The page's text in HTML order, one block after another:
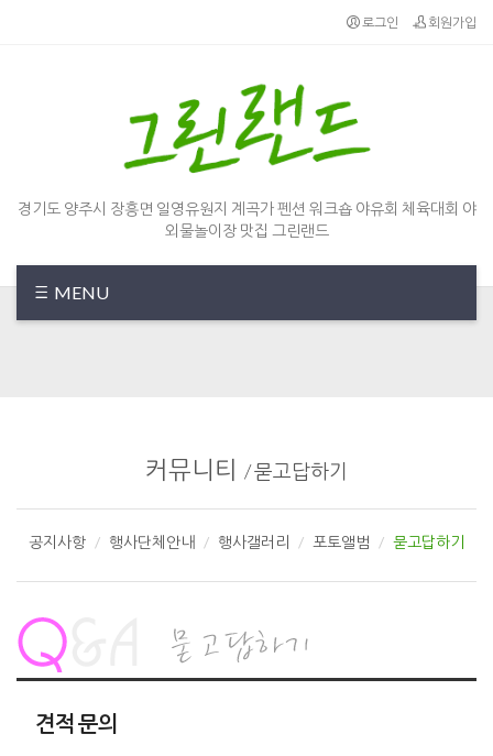
로그인 회원가입
경기도 양주시 장흥면 일영유원지 계곡가 펜션 워크숍 야유회 체육대회 야
외물놀이장 맛집 그린랜드
MENU
커뮤니티 /묻고답하기
공지사항 행사단체안내 행사갤러리 포토앨범 묻고답하기
견적 문의